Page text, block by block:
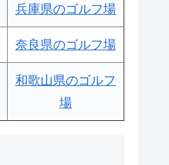
兵庫県のゴルフ場
奈良県のゴルフ場
和歌山県のゴルフ
場